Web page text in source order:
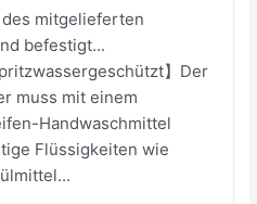
mitgelieferten
befestigt...
】Der
muss mit einem
Handwaschmittel
Flüssigkeiten wie